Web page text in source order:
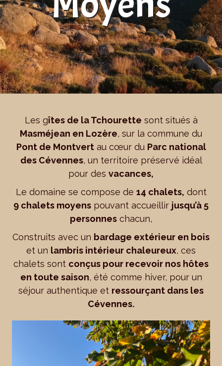
Les gîtes de la Tchourette sont situés à
Masméjean en Lozère, sur la commune du
Pont de Montvertau cœur du Parc national
des Cévennes, un territoire préservé idéal
pour des vacances,
Le domaine se compose de 14 chalets, dont
9 chalets moyens pouvant accueillir jusqu’à 5
personnes chacun,
Construits avec un bardage extérieur en bois
et un lambris intérieur chaleureux, ces
chalets sont conçus pour recevoir nos hôtes
en toute saison, été comme hiver, pour un
séjour authentique et ressourçant dans les
Cévennes.